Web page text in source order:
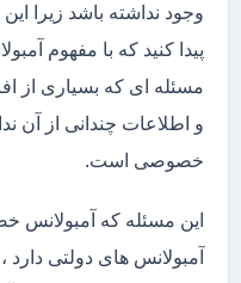
وجود نداشته باشد زیرا
پیدا کنید که با مفهوم
مسئله ای که بسیاری از
و اطلاعات چندانی از آن
خصوصی است.
این مسئله که آمبولانس
آمبولانس های دولتی